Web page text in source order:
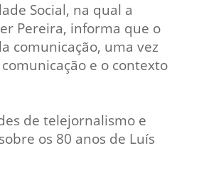
- Laboratórios da
Saúde
Regimento CEUA
Normas Laboratório
de Física
Social, na qual a
Pereira, informa que o
comunicação, uma vez
e o contexto
de telejornalismo e
os 80 anos de Luís